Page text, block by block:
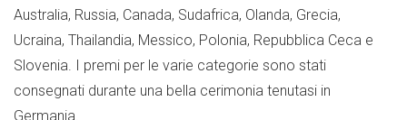
Australia, Russia, Canada, Sudafrica, Olanda, Grecia,
Ucraina, Thailandia, Messico, Polonia, Repubblica Ceca e
Slovenia. I premi per le varie categorie sono stati
consegnati durante una bella cerimonia tenutasi in
Germania.